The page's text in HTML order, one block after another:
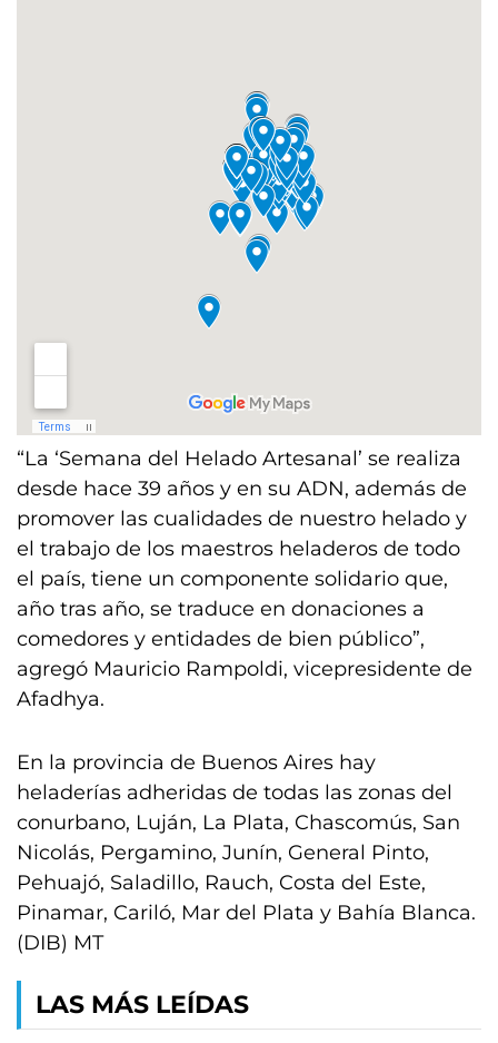
“La ‘Semana del Helado Artesanal’ se realiza
desde hace 39 años y en su ADN, además de
promover las cualidades de nuestro helado y
el trabajo de los maestros heladeros de todo
el país, tiene un componente solidario que,
año tras año, se traduce en donaciones a
comedores y entidades de bien público”,
agregó Mauricio Rampoldi, vicepresidente de
Afadhya.
En la provincia de Buenos Aires hay
heladerías adheridas de todas las zonas del
conurbano, Luján, La Plata, Chascomús, San
Nicolás, Pergamino, Junín, General Pinto,
Pehuajó, Saladillo, Rauch, Costa del Este,
Pinamar, Cariló, Mar del Plata y Bahía Blanca.
(DIB) MT
LAS MÁS LEÍDAS